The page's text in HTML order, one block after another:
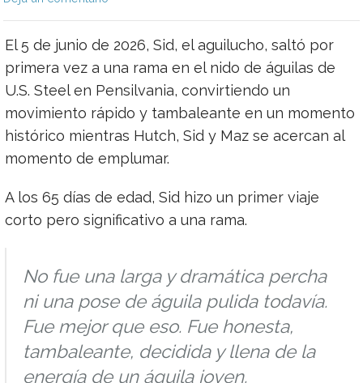
El 5 de junio de 2026, Sid, el aguilucho, saltó por
primera vez a una rama en el nido de águilas de
U.S. Steel en Pensilvania, convirtiendo un
movimiento rápido y tambaleante en un momento
histórico mientras Hutch, Sid y Maz se acercan al
momento de emplumar.
A los 65 días de edad, Sid hizo un primer viaje
corto pero significativo a una rama.
No fue una larga y dramática percha
ni una pose de águila pulida todavía.
Fue mejor que eso. Fue honesta,
tambaleante, decidida y llena de la
energía de un águila joven.